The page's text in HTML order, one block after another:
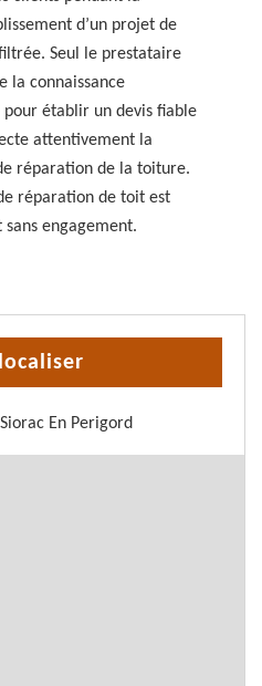
d’un projet de
Seul le prestataire
la connaissance
établir un devis fiable
attentivement la
réparation de la toiture.
réparation de toit est
engagement.
En Perigord